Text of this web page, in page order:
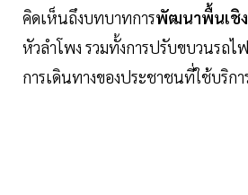
คิดเห็นถึงบทบาทการพัฒนาพื้นเชิ
หัวลำโพง รวมทั้งการปรับขบวนรถ
การเดินทางของประชาชนที่ใช้บริกา